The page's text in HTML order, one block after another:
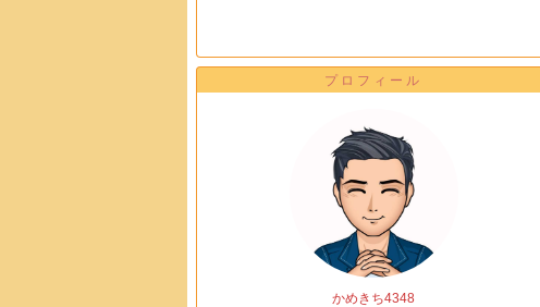
プロフィール
かめきち4348